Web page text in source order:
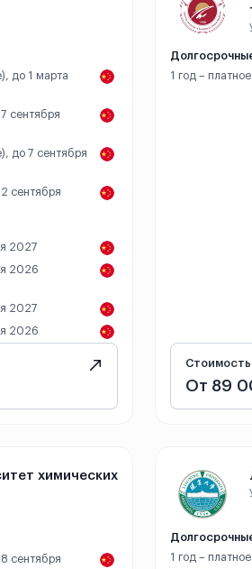
до 1 марта
сентября
до 7 сентября
сентября
2027
2026
2027
2026
1 год –
Стоимость
От 89
химических
сентября
1 год –